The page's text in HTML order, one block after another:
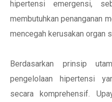
hipertensi emergensi,
membutuhkan penanganan
mencegah kerusakan organ
Berdasarkan prinsip
pengelolaan hipertensi
secara komprehensif.